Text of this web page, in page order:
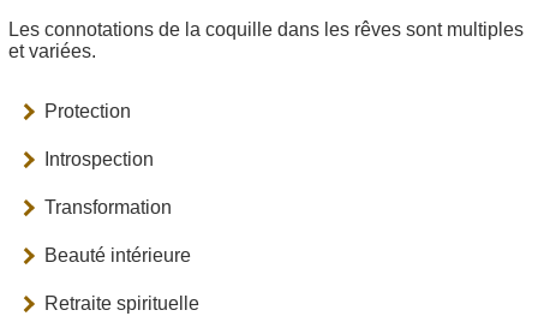
Les connotations de la coquille dans les rêves sont multiples
et variées.
Protection
Introspection
Transformation
Beauté intérieure
Retraite spirituelle